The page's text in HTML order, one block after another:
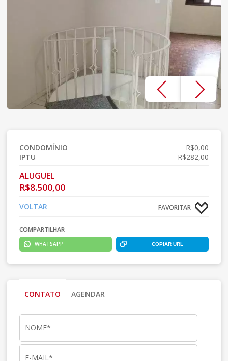
CONDOMÍNIO
R$0,00
IPTU
R$282,00
ALUGUEL
R$8.500,00
FAVORITAR
VOLTAR
COMPARTILHAR
WHATSAPP COPIAR URL
CONTATO AGENDAR